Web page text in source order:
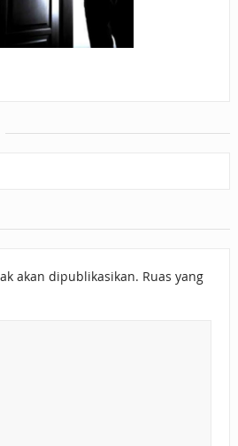
akan dipublikasikan. Ruas yang